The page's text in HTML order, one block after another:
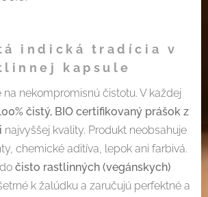
indická tradícia v
kapsule
na nekompromisnú čistotu. V každej
čistý, BIO certifikovaný prášok z
najvyššej kvality. Produkt neobsahuje
chemické aditíva, lepok ani farbivá.
čisto rastlinných (vegánskych)
k žalúdku a zaručujú perfektné a